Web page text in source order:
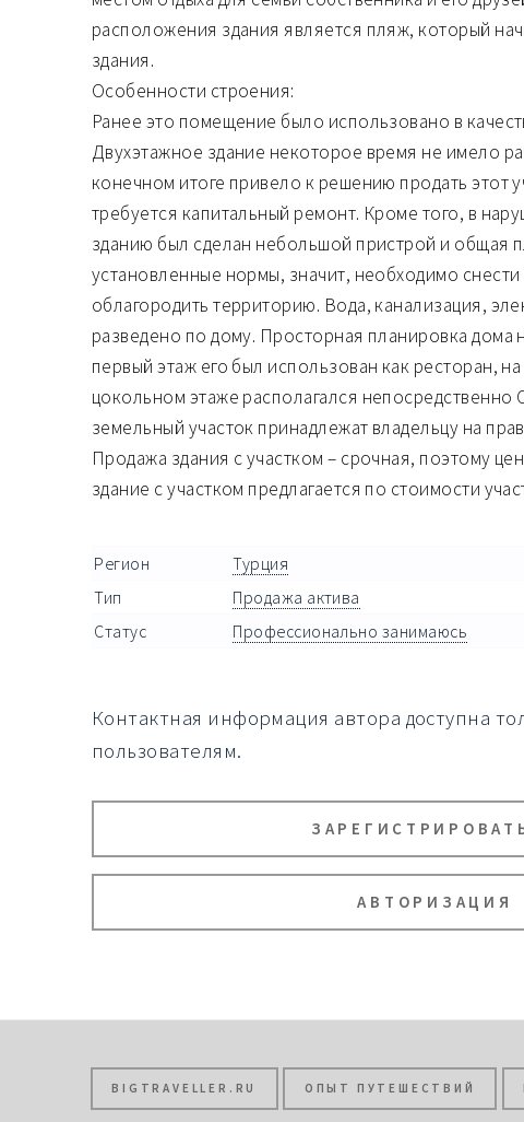
расположения здания является пляж, который
здания.
Особенности строения:
Ранее это помещение было использовано в
Двухэтажное здание некоторое время не имело
конечном итоге привело к решению продать этот
требуется капитальный ремонт. Кроме того, в
зданию был сделан небольшой пристрой и общая
установленные нормы, значит, необходимо снести
облагородить территорию. Вода, канализация,
разведено по дому. Просторная планировка дома
первый этаж его был использован как ресторан,
цокольном этаже располагался непосредственно
земельный участок принадлежат владельцу на
Продажа здания с участком – срочная, поэтому
здание с участком предлагается по стоимости
Регион
Турция
Тип
Продажа актива
Статус
Профессионально занимаюсь
Контактная информация автора доступна
пользователям.
АВТОРИЗАЦИЯ
BIGTRAVELLER.RU ОПЫТ ПУТЕШЕСТВИЙ